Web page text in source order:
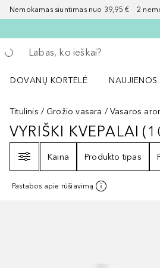
Nemokamas siuntimas nuo 39,95 € 2
Grįžk atgal
Vykdykite paiešką
DOVANŲ KORTELĖ
NAUJIENOS
Atidaryti
Titulinis
Grožio vasara Vasaros
VYRIŠKI KVEPALAI
VYRIŠKI KVEPALAI (
Kaina
Produkto tipas
Pastabos apie rūšiavimą